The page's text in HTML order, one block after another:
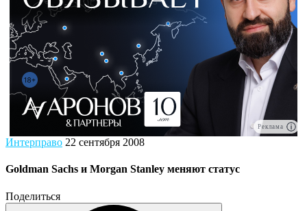
Реклама
Интерправо 22 сентября 2008
Goldman Sachs и Morgan Stanley меняют статус
Поделиться